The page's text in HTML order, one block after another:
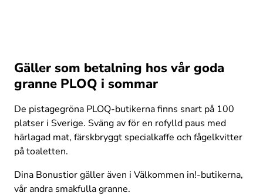
Gäller som betalning hos vår goda
granne PLOQ i sommar
De pistagegröna PLOQ-butikerna finns snart på 100
platser i Sverige. Sväng av för en rofylld paus med
härlagad mat, färskbryggt specialkaffe och fågelkvitter
på toaletten.
Dina Bonustior gäller även i Välkommen in!-butikerna,
vår andra smakfulla granne.